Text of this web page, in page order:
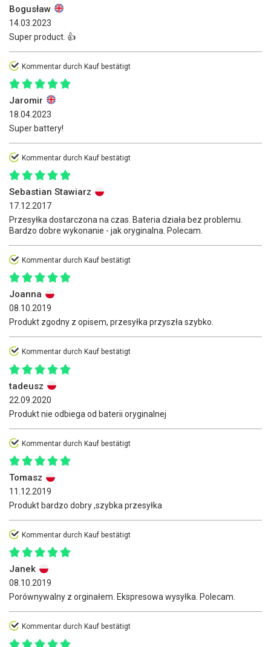
Bogusław
14.03.2023
Super product. 👍
Kommentar durch Kauf bestätigt
Jaromir
18.04.2023
Super battery!
Kommentar durch Kauf bestätigt
Sebastian Stawiarz
17.12.2017
Przesyłka dostarczona na czas. Bateria działa bez problemu.
Bardzo dobre wykonanie - jak oryginalna. Polecam.
Kommentar durch Kauf bestätigt
Joanna
08.10.2019
Produkt zgodny z opisem, przesyłka przyszła szybko.
Kommentar durch Kauf bestätigt
tadeusz
22.09.2020
Produkt nie odbiega od baterii oryginalnej
Kommentar durch Kauf bestätigt
Tomasz
11.12.2019
Produkt bardzo dobry ,szybka przesyłka
Kommentar durch Kauf bestätigt
Janek
08.10.2019
Porównywalny z orginałem. Ekspresowa wysyłka. Polecam.
Kommentar durch Kauf bestätigt